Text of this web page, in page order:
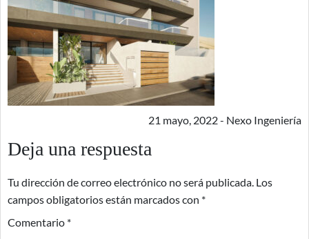
21 mayo, 2022 - Nexo Ingeniería
Deja una respuesta
Tu dirección de correo electrónico no será publicada. Los
campos obligatorios están marcados con *
Comentario *